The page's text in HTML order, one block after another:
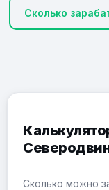
Сколько
Сколько можно